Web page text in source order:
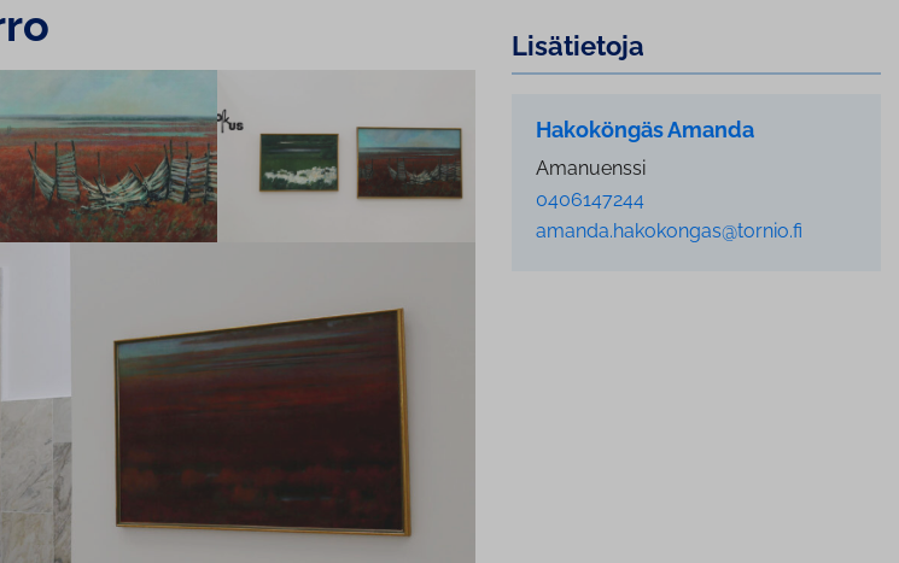
Lisätietoja
Hakoköngäs Amanda
Amanuenssi
0406147244
amanda.hakokongas@tornio.fi